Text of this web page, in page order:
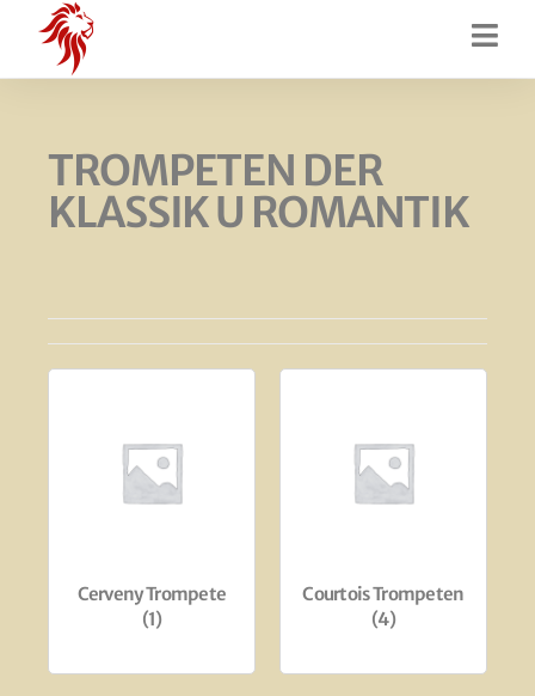
TROMPETEN DER
KLASSIK U ROMANTIK
Cerveny Trompete
(1)
Courtois Trompeten
(4)